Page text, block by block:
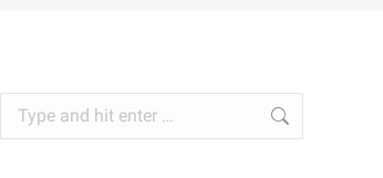
Search: